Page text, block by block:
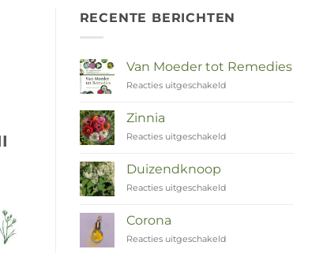
RECENTE BERICHTEN
Van Moeder tot Remedies
Reacties uitgeschakeldvoor
Remedies
Zinnia
Reacties uitgeschakeldvoor
Duizendknoop
Reacties uitgeschakeldvoor
Corona
Reacties uitgeschakeldvoor